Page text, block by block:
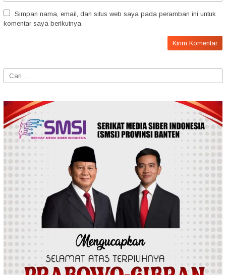
Simpan nama, email, dan situs web saya pada peramban ini untuk
komentar saya berikutnya.
Cari
untuk: